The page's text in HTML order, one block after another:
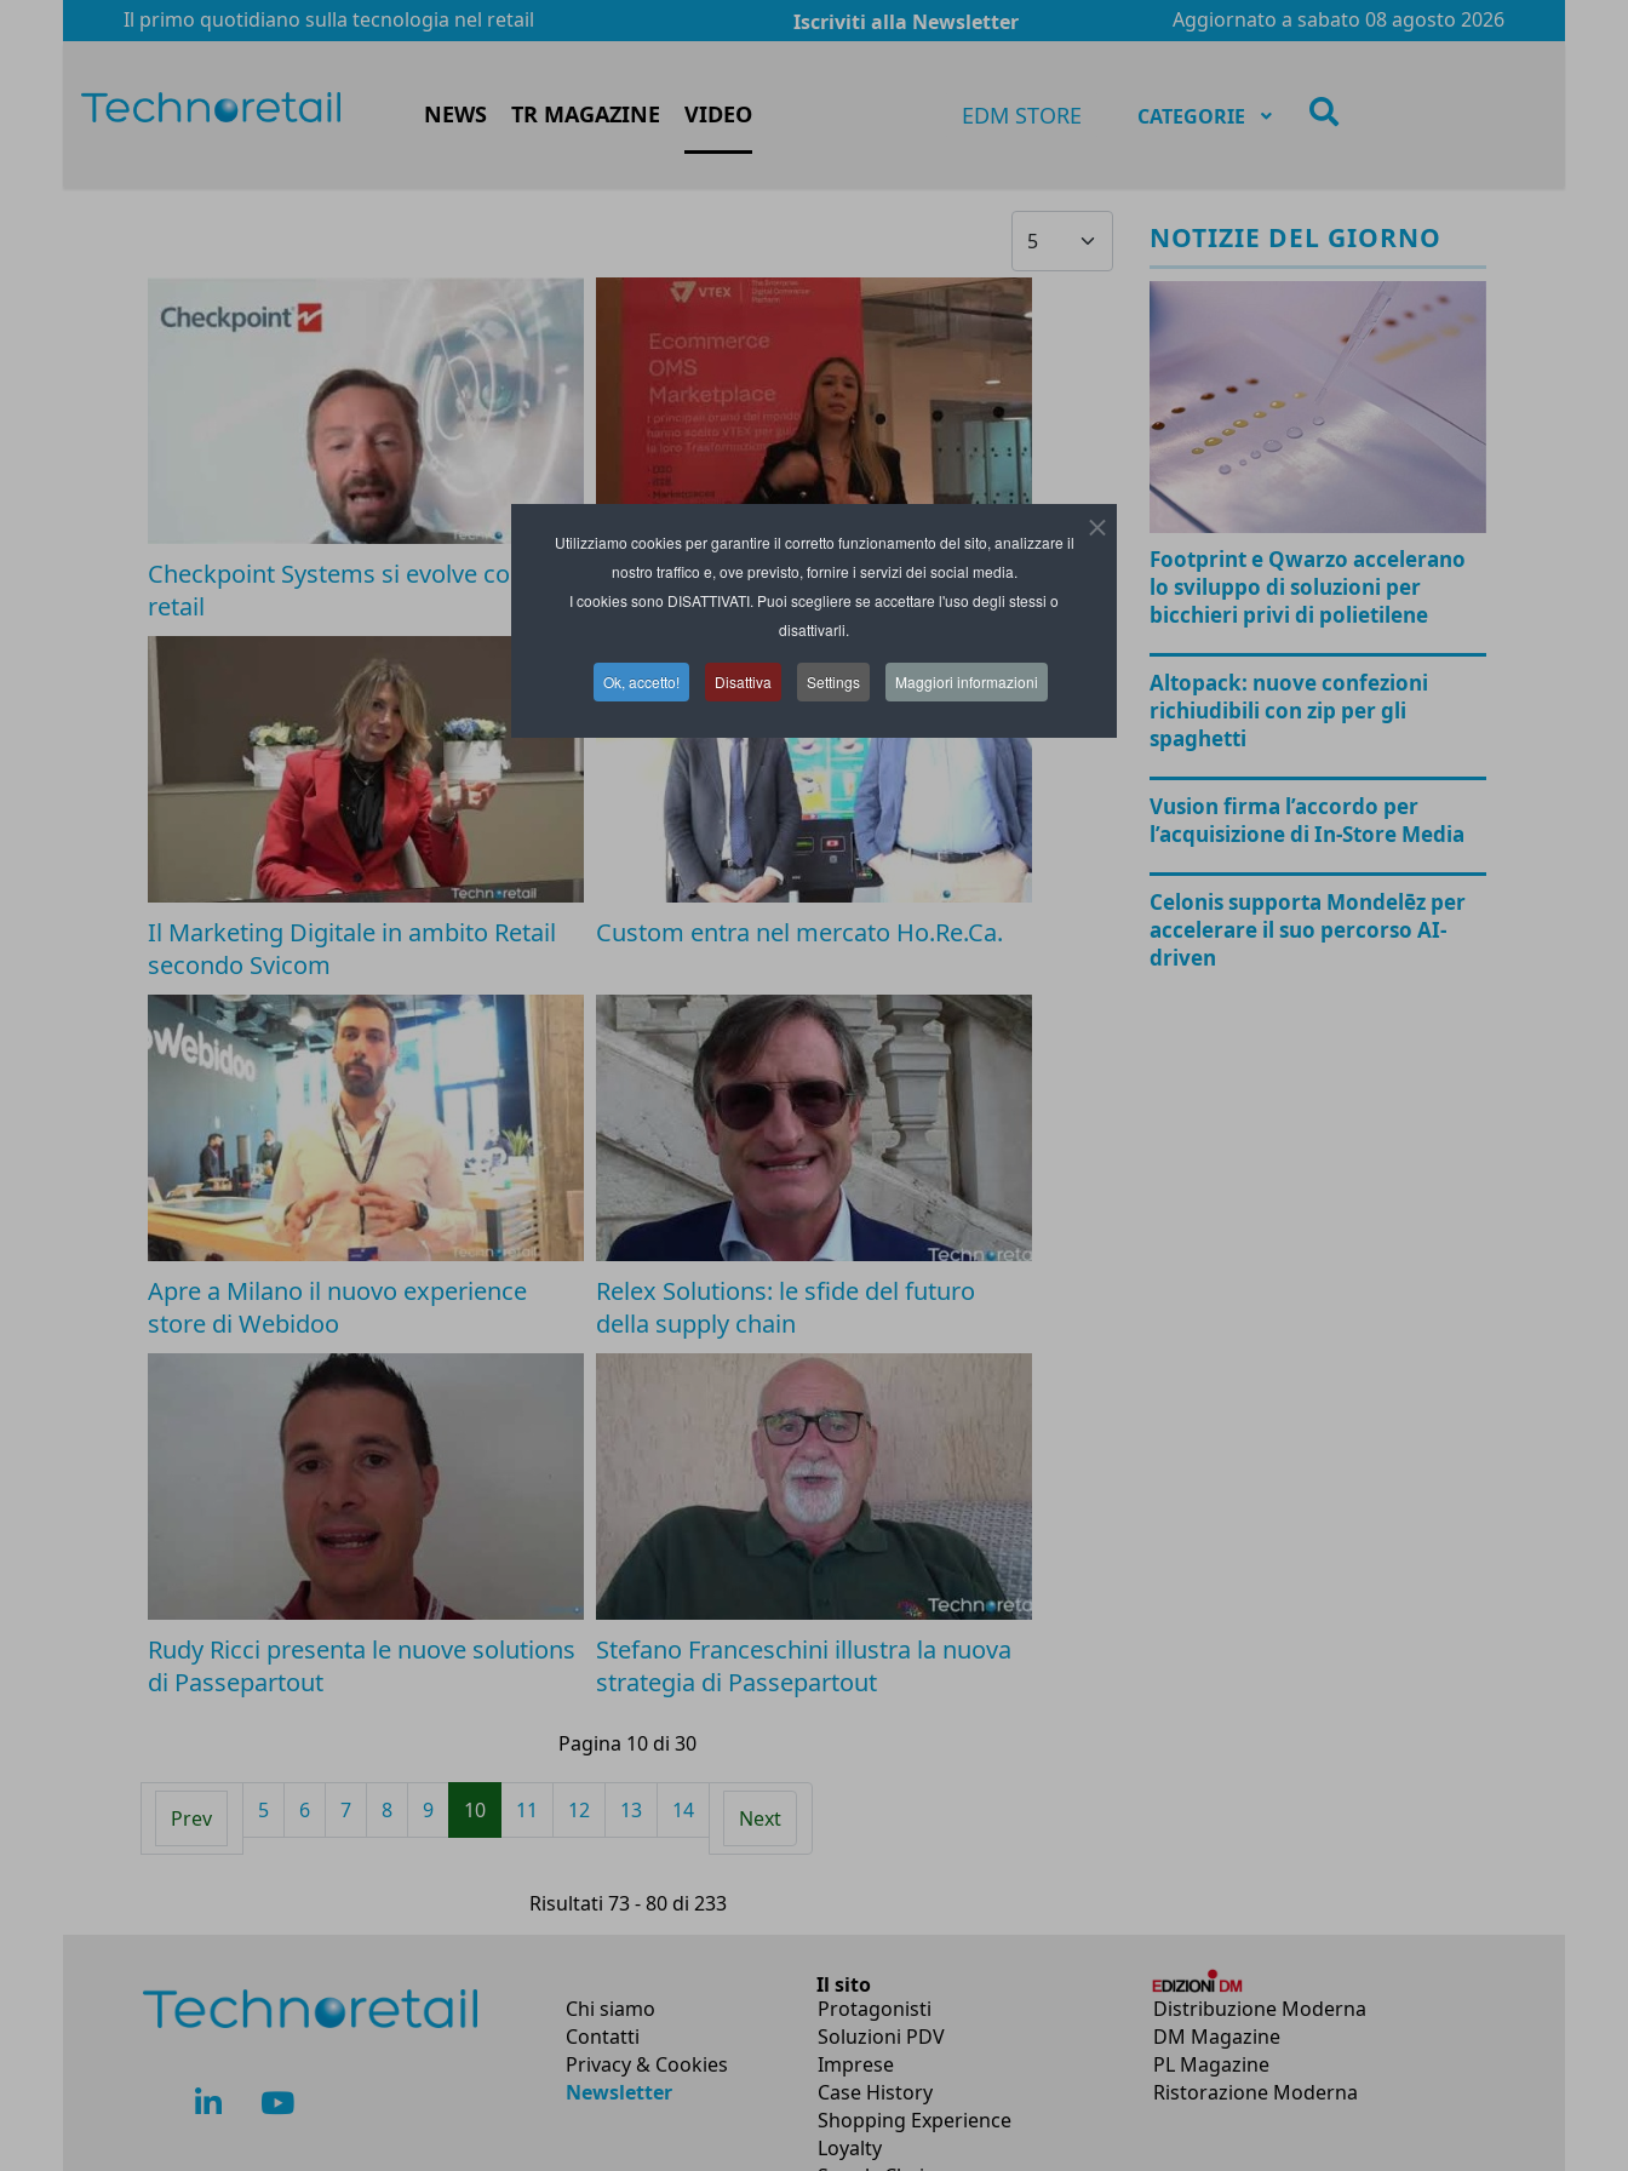
Utilizziamo cookies per garantire il corretto funzionamento del sito, analizzare il
nostro traffico e, ove previsto, fornire i servizi dei social media.
I cookies sono DISATTIVATI. Puoi scegliere se accettare l'uso degli stessi o
disattivarli.
Ok, accetto! Disattiva Settings Maggiori informazioni
Il primo quotidiano sulla tecnologia nel retail Iscriviti alla Newsletter Aggiornato a sabato 08 agosto 2026
NEWS TR MAGAZINE VIDEO EDM STORE CATEGORIE
Checkpoint Systems si evolve con il
retail
VTEX pronta per il retail del futuro
Il Marketing Digitale in ambito Retail
secondo Svicom
Custom entra nel mercato Ho.Re.Ca.
Apre a Milano il nuovo experience
store di Webidoo
Relex Solutions: le sfide del futuro
della supply chain
Rudy Ricci presenta le nuove solutions
di Passepartout
Stefano Franceschini illustra la nuova
strategia di Passepartout
Pagina 10 di 30
Prev 5 6 7 8 9 10 11 12 13 14 Next
Risultati 73 - 80 di 233
NOTIZIE DEL GIORNO
Footprint e Qwarzo accelerano
lo sviluppo di soluzioni per
bicchieri privi di polietilene
Altopack: nuove confezioni
richiudibili con zip per gli
spaghetti
Vusion firma l’accordo per
l’acquisizione di In-Store Media
Celonis supporta Mondelēz per
accelerare il suo percorso AI-
driven
Il sito
lk yt
Chi siamo
Contatti
Privacy & Cookies
Newsletter
Protagonisti
Soluzioni PDV
Imprese
Case History
Shopping Experience
Loyalty
Distribuzione Moderna
DM Magazine
PL Magazine
Ristorazione Moderna